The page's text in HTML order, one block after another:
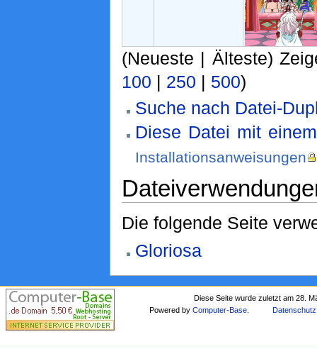
(Neueste | Älteste)
100 | 250 | 500)
Suche nach Datei-
Diese Datei mit
Installationsanweisungen
Die folgende Seite
Gloriosa
Diese Seite wurde zuletzt am 28.
Powered byComputer-Base Datenschutz